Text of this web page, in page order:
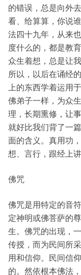
的错误，总是向外
看、给算算，你说
法四十九年，从来
度什么的，都是教
众生着想，总是让
所以，以后在诵经
上的东西学着运用
佛弟子一样，为众
理，长期熏修，让
就好比我们背了一
面的含义。真用功
想、言行，跟经上
佛咒
佛咒是用特定的音
定神明或佛菩萨的
生。佛咒的出现，
传授，而为民间所
用和信仰。民间信
的。然依根本佛法